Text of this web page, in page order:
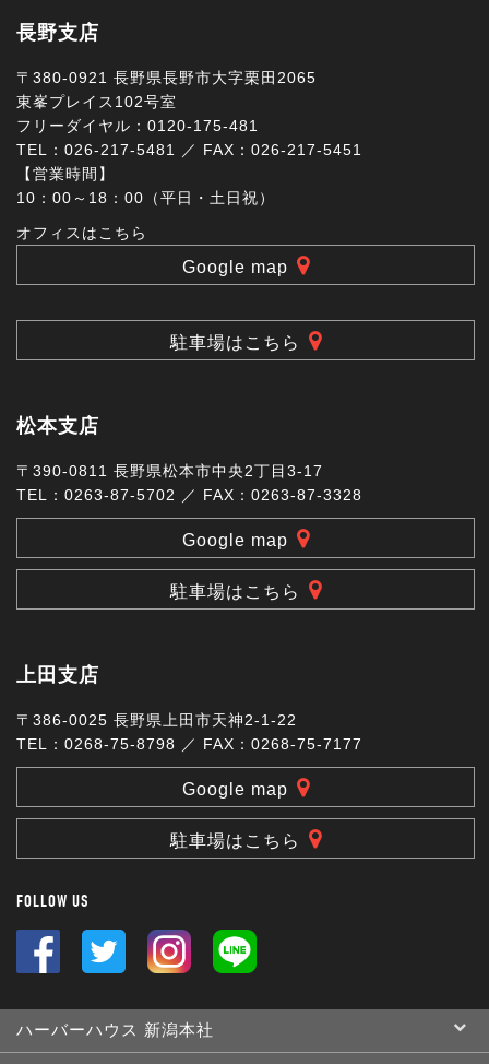
長野支店
〒380-0921 長野県長野市大字栗田2065
東峯プレイス102号室
フリーダイヤル：0120-175-481
TEL：026-217-5481 ／ FAX：026-217-5451
【営業時間】
10：00～18：00（平日・土日祝）
オフィスはこちら
Google map
駐車場はこちら
松本支店
〒390-0811 長野県松本市中央2丁目3-17
TEL：0263-87-5702 ／ FAX：0263-87-3328
Google map
駐車場はこちら
上田支店
〒386-0025 長野県上田市天神2-1-22
TEL：0268-75-8798 ／ FAX：0268-75-7177
Google map
駐車場はこちら
FOLLOW US
ハーバーハウス 新潟本社